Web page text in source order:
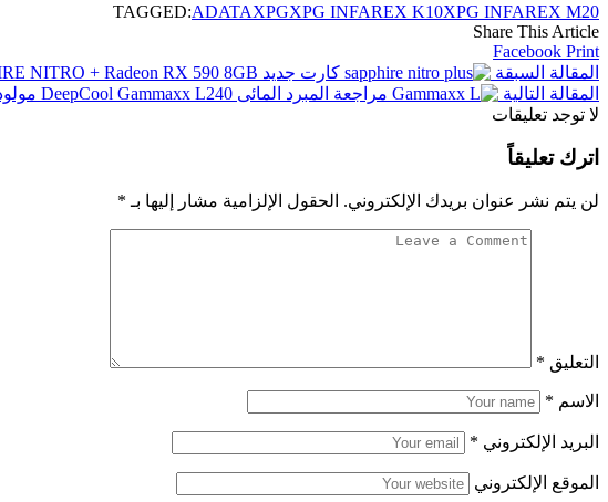
TAGGED:ADATAXPGXPG INFAREX K10XPG INFAREX M20
Share This Article
Facebook Print
المقالة السبقة
كارت جديد SAPPHIRE NITRO + Radeon RX 590 8GB إصدار خاص للألعاب عالية الدقة
المقالة التالية
مراجعة المبرد المائى DeepCool Gammaxx L240 مولود جديد صديق للميزانية
لا توجد تعليقات
اترك تعليقاً
لن يتم نشر عنوان بريدك الإلكتروني. الحقول الإلزامية مشار إليها بـ *
التعليق *
الاسم *
البريد الإلكتروني *
الموقع الإلكتروني